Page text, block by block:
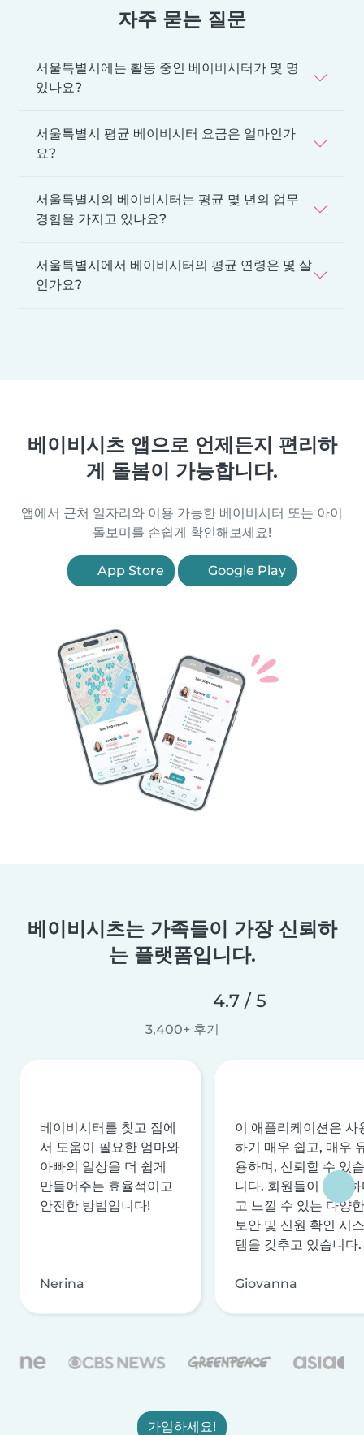
자주 묻는 질문
서울특별시에는 활동 중인 베이비시터가 몇 명
있나요?
서울특별시 평균 베이비시터 요금은 얼마인가
요?
서울특별시의 베이비시터는 평균 몇 년의 업무
경험을 가지고 있나요?
서울특별시에서 베이비시터의 평균 연령은 몇 살
인가요?
베이비시츠 앱으로 언제든지 편리하
게 돌봄이 가능합니다.
앱에서 근처 일자리와 이용 가능한 베이비시터 또는 아이
돌보미를 손쉽게 확인해보세요!
App Store Google Play
베이비시츠는 가족들이 가장 신뢰하
는 플랫폼입니다.
4.7 / 5
3,400+ 후기
베이비시터를 찾고 집에
서 도움이 필요한 엄마와
아빠의 일상을 더 쉽게
만들어주는 효율적이고
안전한 방법입니다!
Nerina
이 애플리케이션은 사
하기 매우 쉽고, 매우
용하며, 신뢰할 수 있습
니다. 회원들이 안전
고 느낄 수 있는 다양한
보안 및 신원 확인 시스
템을 갖추고 있습니다.
Giovanna
가입하세요!